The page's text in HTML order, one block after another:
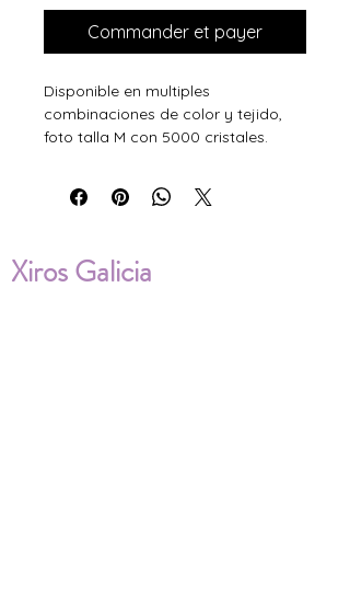
Commander et payer
Disponible en multiples
combinaciones de color y tejido,
foto talla M con 5000 cristales.
Xiros Galicia